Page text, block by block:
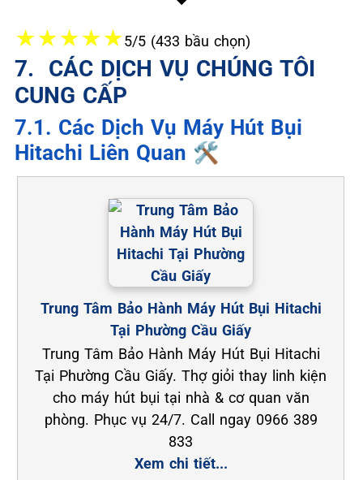
★★★★★5/5 (433 bầu chọn)
7. ️ CÁC DỊCH VỤ CHÚNG TÔI
CUNG CẤP
7.1. Các Dịch Vụ Máy Hút Bụi
Hitachi Liên Quan 🛠️
Trung Tâm Bảo Hành Máy Hút Bụi Hitachi
Tại Phường Cầu Giấy
Trung Tâm Bảo Hành Máy Hút Bụi Hitachi
Tại Phường Cầu Giấy. Thợ giỏi thay linh kiện
cho máy hút bụi tại nhà & cơ quan văn
phòng. Phục vụ 24/7. Call ngay 0966 389
833
Xem chi tiết...